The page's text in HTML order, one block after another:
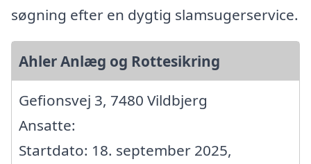
søgning efter en dygtig slamsugerservice.
Ahler Anlæg og Rottesikring
Gefionsvej 3, 7480 Vildbjerg
Ansatte:
Startdato: 18. september 2025,